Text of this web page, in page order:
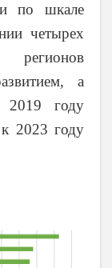
по шкале
четырех
а
2019 году
2023 году